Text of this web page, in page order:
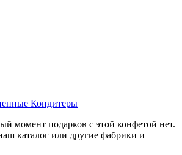
Кондитеры
момент подарков с этой конфетой нет.
каталог или другие фабрики и